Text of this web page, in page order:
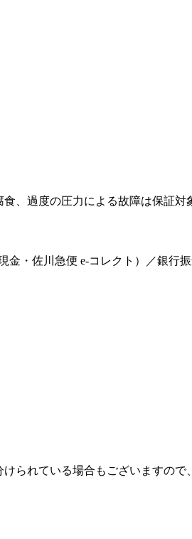
、過度の圧力による故障は保証対
金・佐川急便 e-コレクト）／銀行
られている場合もございますの